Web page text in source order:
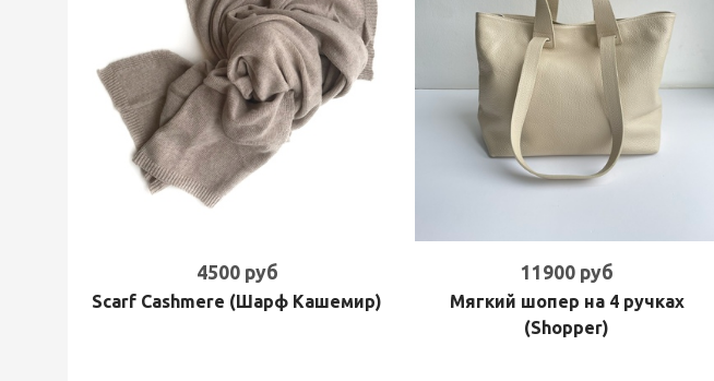
4500 руб
Scarf Cashmere (Шарф Кашемир)
11900 руб
Мягкий шопер на 4 ручках
(Shopper)